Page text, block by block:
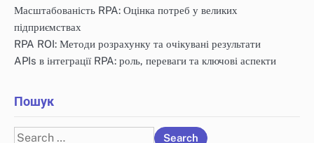
Масштабованість RPA: Оцінка потреб у великих
підприємствах
RPA ROI: Методи розрахунку та очікувані результати
APIs в інтеграції RPA: роль, переваги та ключові аспекти
Пошук
Search